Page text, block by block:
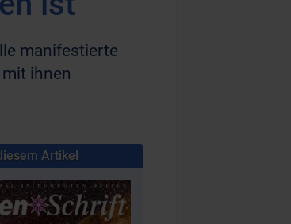
manifestierte
ihnen
Artikel